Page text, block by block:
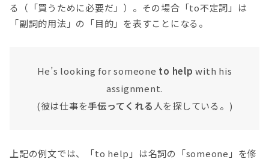
る（「買うために必要だ」）。その場合「to不定詞」は
「副詞的用法」の「目的」を表すことになる。
He’s looking for someone to help with his
assignment.
(彼は仕事を手伝ってくれる 人を探している。)
上記の例文では、「to help」は名詞の「someone」を修